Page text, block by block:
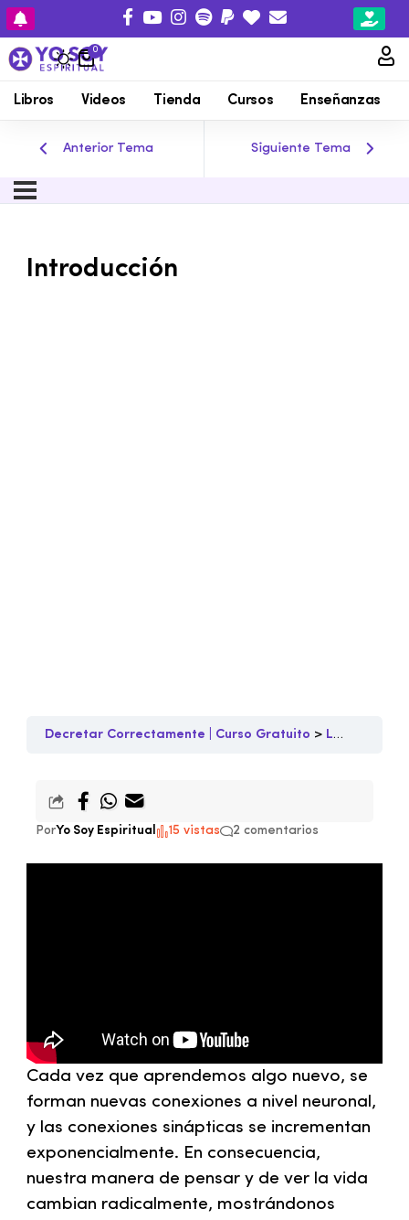
0
Libros Videos Tienda Cursos Enseñanzas
Anterior Tema Siguiente Tema
Introducción
Decretar Correctamente | Curso Gratuito Lección 1 – Conceptos básicos
PorYo Soy Espiritual 15 vistas 2 comentarios
Cada vez que aprendemos algo nuevo, se
forman nuevas conexiones a nivel neuronal,
y las conexiones sinápticas se incrementan
exponencialmente. En consecuencia,
nuestra manera de pensar y de ver la vida
cambian radicalmente, mostrándonos